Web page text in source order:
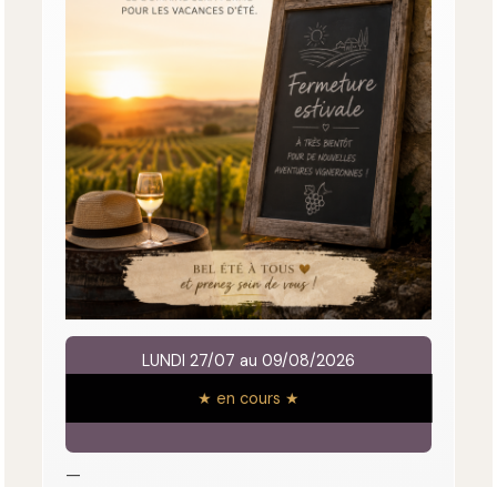
LUNDI 27/07 au 09/08/2026
★ en cours ★
—